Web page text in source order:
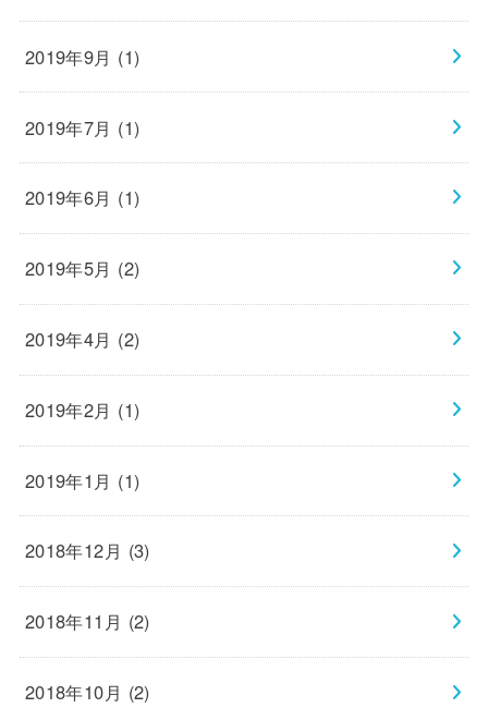
2019年9月 (1)
2019年7月 (1)
2019年6月 (1)
2019年5月 (2)
2019年4月 (2)
2019年2月 (1)
2019年1月 (1)
2018年12月 (3)
2018年11月 (2)
2018年10月 (2)